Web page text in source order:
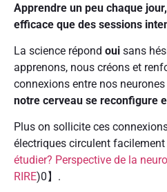
Apprendre un peu chaque
efficace que des sessions
La science répond oui sans
apprenons, nous créons et
connexions entre nos
notre cerveau se reconfigure
Plus on sollicite ces
électriques circulent
étudier? Perspective de la
RIRE)0】.